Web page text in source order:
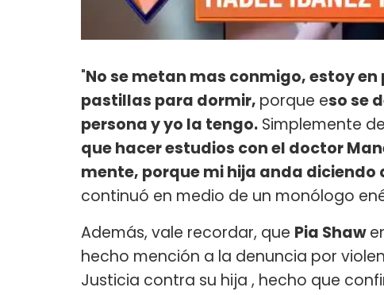
"No se metan mas conmigo, estoy
pastillas para dormir, porque eso se
persona y yo la tengo. Simplemente
que hacer estudios con el doctor
mente, porque mi hija anda
continuó en medio de un monólogo
Además, vale recordar, que Pia Shaw
hecho mención a la denuncia por
Justicia contra su hija , hecho que